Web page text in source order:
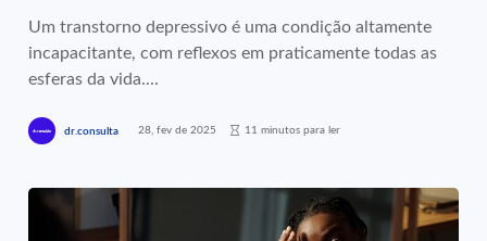
Um transtorno depressivo é uma condição altamente
incapacitante, com reflexos em praticamente todas as
esferas da vida....
dr.consulta 28, fev de 2025 11 minutos para ler